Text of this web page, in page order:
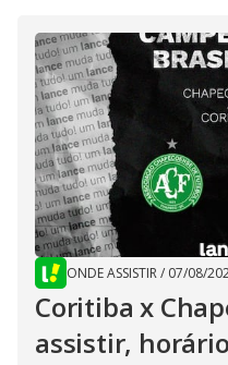
ONDE ASSISTIR/ 07/08/
Coritiba x
assistir,